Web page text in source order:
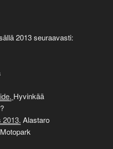
2013 seuraavasti:
Hyvinkää
2013, Alastaro
Motopark